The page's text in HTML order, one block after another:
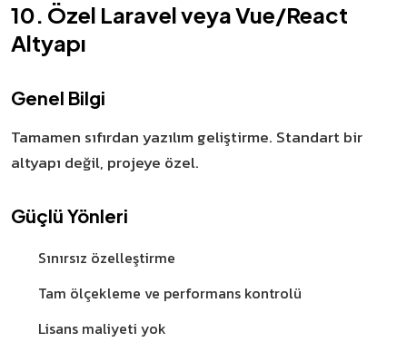
10. Özel Laravel veya Vue/React
Altyapı
Genel Bilgi
Tamamen sıfırdan yazılım geliştirme. Standart bir
altyapı değil, projeye özel.
Güçlü Yönleri
Sınırsız özelleştirme
Tam ölçekleme ve performans kontrolü
Lisans maliyeti yok